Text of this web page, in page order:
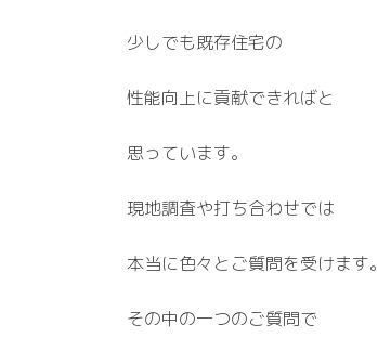
少しでも既存住宅の
性能向上に貢献できればと
思っています。
現地調査や打ち合わせでは
本当に色々とご質問を受けます。
その中の一つのご質問で